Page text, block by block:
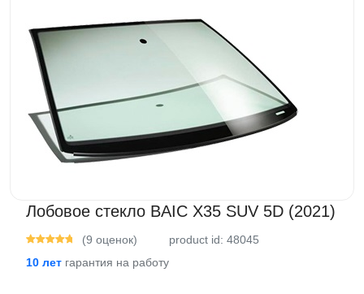
Лобовое стекло BAIC X35 SUV 5D (2021)
(9 оценок)
product id: 48045
10 лет гарантия на работу